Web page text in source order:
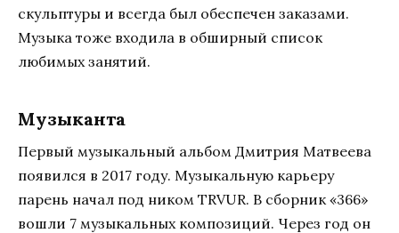
скульптуры и всегда был обеспечен заказами.
Музыка тоже входила в обширный список
любимых занятий.
Музыканта
Первый музыкальный альбом Дмитрия Матвеева
появился в 2017 году. Музыкальную карьеру
парень начал под ником TRVUR. В сборник «366»
вошли 7 музыкальных композиций. Через год он